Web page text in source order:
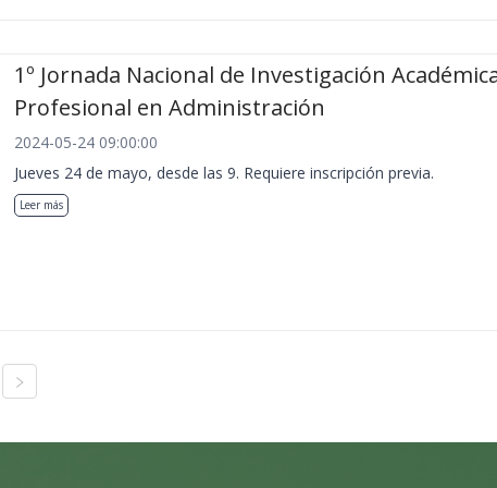
1º Jornada Nacional de Investigación
Profesional en Administración
2024-05-24 09:00:00
Jueves 24 de mayo, desde las 9. Requiere inscripción previa.
Leer más